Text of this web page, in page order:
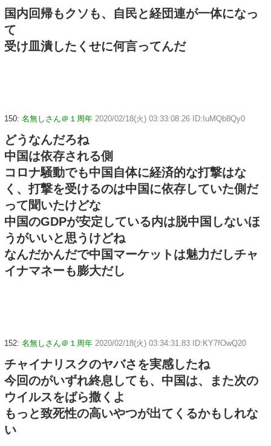
国内回帰もクソも、自民と経団連が一体になっ
て
受け皿潰したくせに何言ってんだ
150: 名無しさん＠１周年 2020/02/18(火) 03:33:08.26 ID:IuMQb8Qy0
どうなんだろね
中国は依存される側
コロナ騒動でも中国自体に経済的な打撃はな
く、打撃を受けるのは中国に依存していた側だ
って聞いたけどな
中国のGDPが安定している内は脱中国しないほ
うがいいと思うけどね
なんだかんだで中国マーケットは魅力だしチャ
イナマネーも膨大だし
152: 名無しさん＠１周年 2020/02/18(火) 03:34:31.83 ID:KY7fOwQ20
チャイナリスクのヤバさを実感したね
今回のがいずれ終息しても、中国は、また次の
ウイルスをばら撒くよ
もっと致死性の高いやつが出てくるかもしれな
い